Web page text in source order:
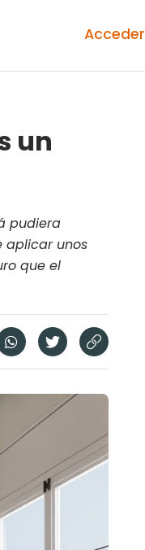
Acceder
un
pudiera
aplicar unos
que el